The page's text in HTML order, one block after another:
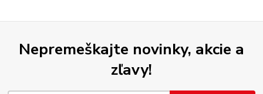
Nepremeškajte novinky, akcie a
zľavy!